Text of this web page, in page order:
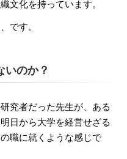
文化を持っています。
です。
いのか？
究者だった先生が、ある
日から大学を経営せざる
職に就くような感じで